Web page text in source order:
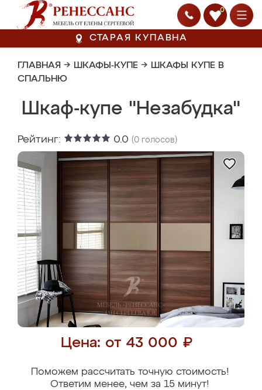
0
СТАРАЯ КУПАВНА
ГЛАВНАЯ → ШКАФЫ-КУПЕ → ШКАФЫ КУПЕ В
СПАЛЬНЮ
Шкаф-купе "Незабудка"
Рейтинг: 0.0 (0 голосов)
Цена: от 43 000 ₽
Поможем рассчитать точную стоимость!
Ответим менее, чем за 15 минут!